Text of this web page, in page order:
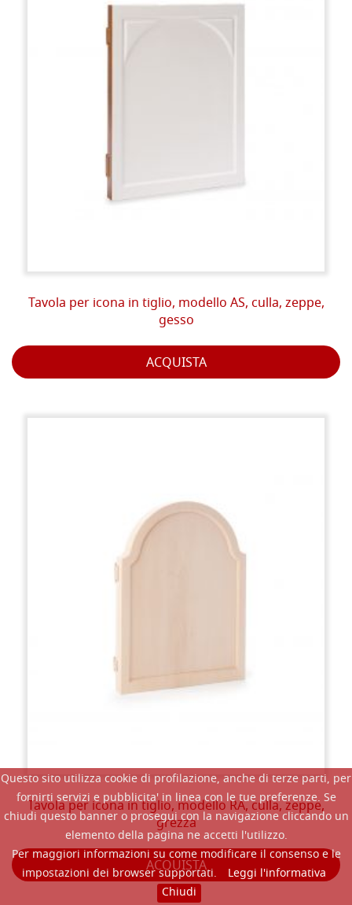
Questo sito utilizza cookie di profilazione, anche di terze parti, per
fornirti servizi e pubblicita' in linea con le tue preferenze. Se
chiudi questo banner o prosegui con la navigazione cliccando un
elemento della pagina ne accetti l'utilizzo.
Per maggiori informazioni su come modificare il consenso e le
impostazioni dei browser supportati.
Leggi l'informativa
Chiudi
Tavola per icona in tiglio, modello AS, culla, zeppe,
gesso
ACQUISTA
Tavola per icona in tiglio, modello RA, culla, zeppe,
grezza
ACQUISTA